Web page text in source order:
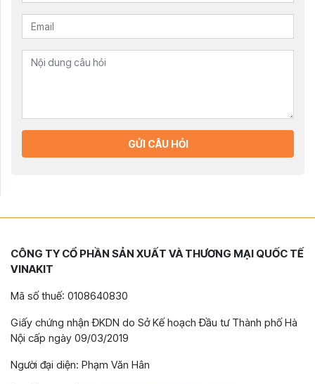
GỬI CÂU HỎI
CÔNG TY CỔ PHẦN SẢN XUẤT VÀ THƯƠNG MẠI QUỐC TẾ
VINAKIT
Mã số thuế: 0108640830
Giấy chứng nhận ĐKDN do Sở Kế hoạch Đầu tư Thành phố Hà
Nội cấp ngày 09/03/2019
Người đại diện: Phạm Văn Hân